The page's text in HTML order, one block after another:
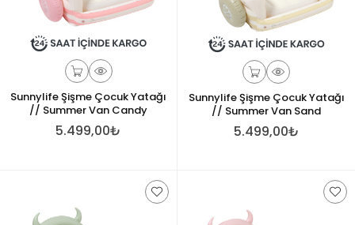
Sunnylife Şişme Çocuk Yatağı
// Summer Van Candy
5.499,00₺
Sunnylife Şişme Çocuk Yatağı
// Summer Van Sand
5.499,00₺